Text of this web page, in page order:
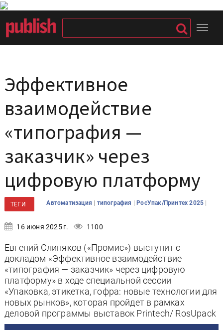
Эффективное
взаимодействие
«типография —
заказчик» через
цифровую платформу
ТЕГИ Автоматизация | типография |РосУпак/Принтех 2025 |
16 июня 2025 г. 1100
Евгений Слиняков («Промис») выступит с
докладом «Эффективное взаимодействие
«типография — заказчик» через цифровую
платформу» в ходе специальной сессии
«Упаковка, этикетка, гофра: новые технологии для
новых рынков», которая пройдет в рамках
деловой программы выставок Printech/ RosUpack